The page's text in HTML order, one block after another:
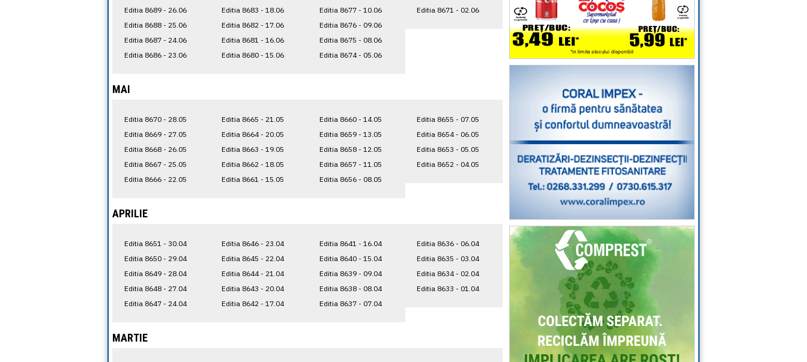
Editia 8689 - 26.06
Editia 8688 - 25.06
Editia 8687 - 24.06
Editia 8686 - 23.06
Editia 8683 - 18.06
Editia 8682 - 17.06
Editia 8681 - 16.06
Editia 8680 - 15.06
Editia 8677 - 10.06
Editia 8676 - 09.06
Editia 8675 - 08.06
Editia 8674 - 05.06
Editia 8671 - 02.06
MAI
Editia 8670 - 28.05
Editia 8669 - 27.05
Editia 8668 - 26.05
Editia 8667 - 25.05
Editia 8666 - 22.05
Editia 8665 - 21.05
Editia 8664 - 20.05
Editia 8663 - 19.05
Editia 8662 - 18.05
Editia 8661 - 15.05
Editia 8660 - 14.05
Editia 8659 - 13.05
Editia 8658 - 12.05
Editia 8657 - 11.05
Editia 8656 - 08.05
Editia 8655 - 07.05
Editia 8654 - 06.05
Editia 8653 - 05.05
Editia 8652 - 04.05
APRILIE
Editia 8651 - 30.04
Editia 8650 - 29.04
Editia 8649 - 28.04
Editia 8648 - 27.04
Editia 8647 - 24.04
Editia 8646 - 23.04
Editia 8645 - 22.04
Editia 8644 - 21.04
Editia 8643 - 20.04
Editia 8642 - 17.04
Editia 8641 - 16.04
Editia 8640 - 15.04
Editia 8639 - 09.04
Editia 8638 - 08.04
Editia 8637 - 07.04
Editia 8636 - 06.04
Editia 8635 - 03.04
Editia 8634 - 02.04
Editia 8633 - 01.04
MARTIE